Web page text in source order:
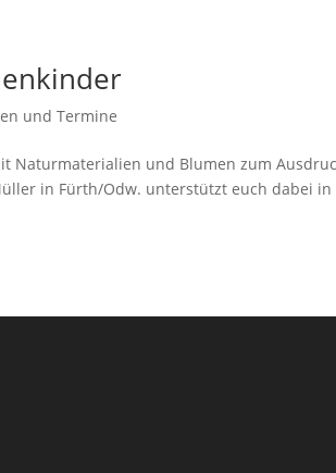
und Termine
Naturmaterialien und Blumen zum
in Fürth/Odw. unterstützt euch dabei in